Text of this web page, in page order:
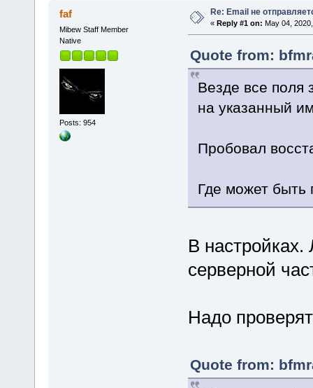
faf
Mibew Staff Member
Native
Posts: 954
Re: Email не
« Reply #1 on: May 04,
Quote from:
Везде все поля
на указанный
Пробовал
Где может быть
В
серверной
Надо
Quote from: